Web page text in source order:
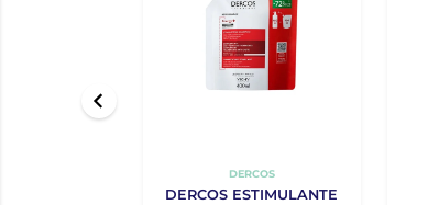
DERCOS
DERCOS ESTIMULANTE